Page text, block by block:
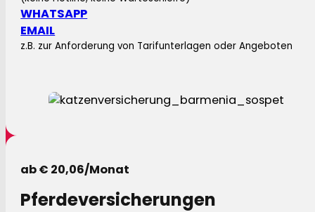
WHATSAPP
EMAIL
z.B. zur Anforderung von Tarifunterlagen oder Angeboten
ab € 20,06/Monat
Pferdeversicherungen